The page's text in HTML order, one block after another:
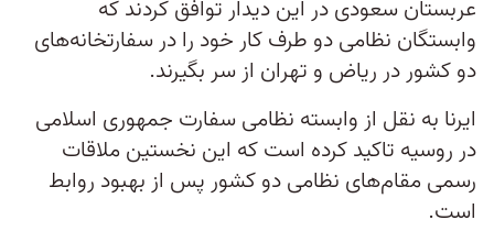
عربستان سعودی در این دیدار توافق کردند که
وابستگان نظامی دو طرف کار خود را در سفارتخانه‌های
دو کشور در ریاض و تهران از سر بگیرند.
ایرنا به نقل از وابسته نظامی سفارت جمهوری اسلامی
در روسیه تاکید کرده است که این نخستین ملاقات
رسمی مقام‌های نظامی دو کشور پس از بهبود روابط
است.